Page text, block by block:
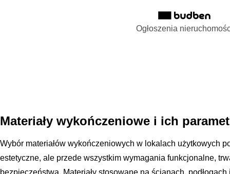
Ogłoszenia
Materiały wykończeniowe i ich
Wybór materiałów wykończeniowych w lokalach użytkowych
estetyczne, ale przede wszystkim wymagania funkcjonalne,
bezpieczeństwa. Materiały stosowane na ścianach,